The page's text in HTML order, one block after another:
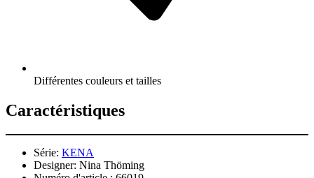
Différentes couleurs et tailles
Caractéristiques
Série: KENA
Designer: Nina Thöming